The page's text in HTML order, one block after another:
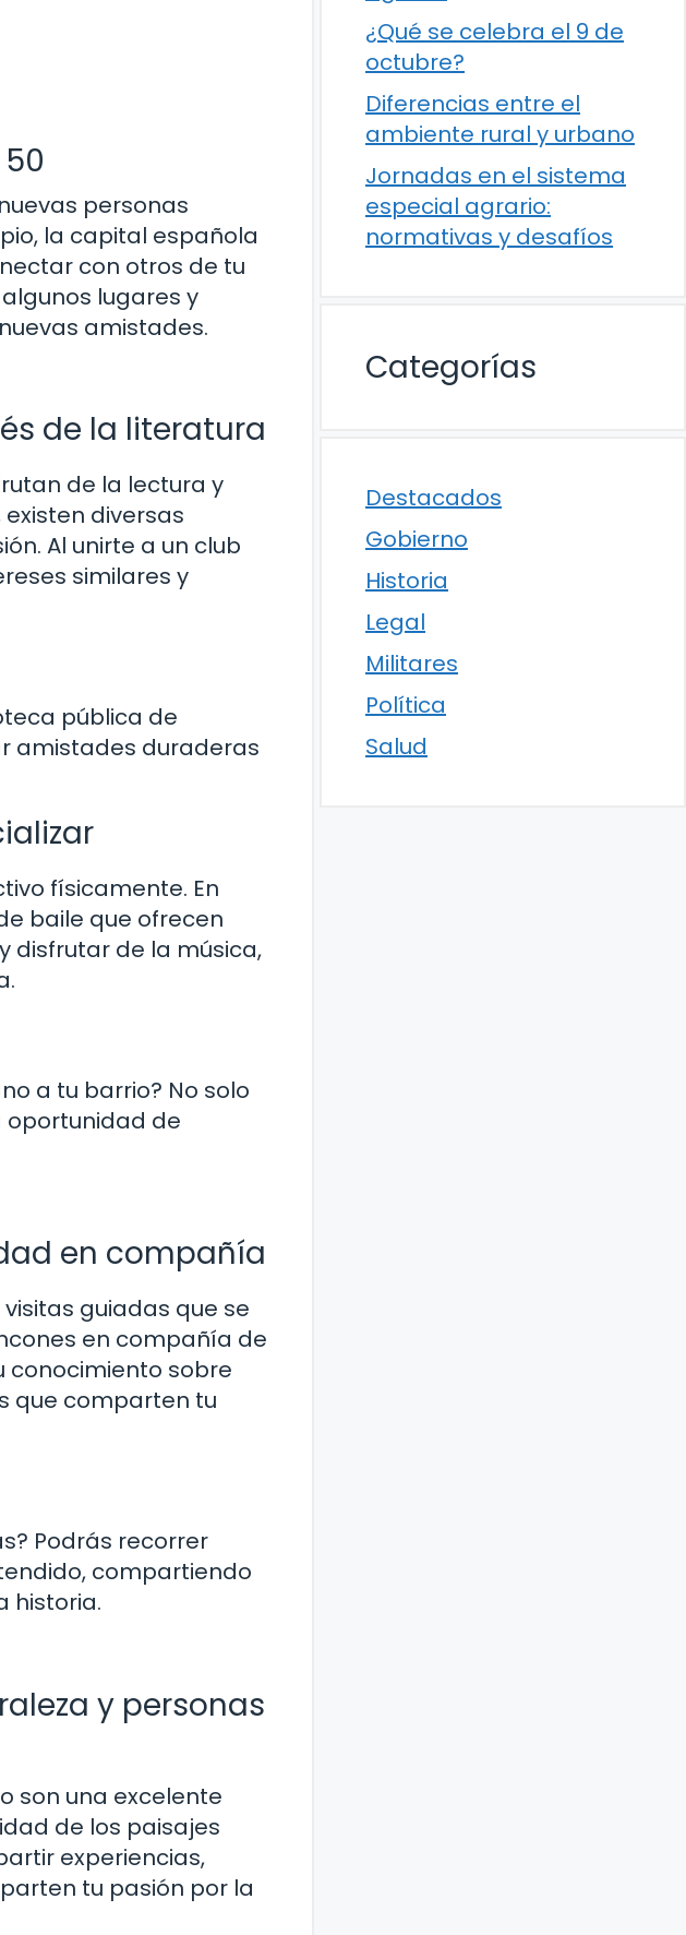
personas
la capital española
con otros de tu
lugares y
amistades.
de la literatura
de la lectura y
diversas
Al unirte a un club
similares y
pública de
amistades duraderas
físicamente. En
baile que ofrecen
disfrutar de la música,
a tu barrio? No solo
oportunidad de
en compañía
guiadas que se
en compañía de
conocimiento sobre
que comparten tu
Podrás recorrer
compartiendo
historia.
y personas
son una excelente
de los paisajes
experiencias,
tu pasión por la
¿Qué se celebra el 9 de
octubre?
Diferencias entre el
ambiente rural y urbano
Jornadas en el sistema
especial agrario:
normativas y desafíos
Categorías
Destacados
Gobierno
Historia
Legal
Militares
Política
Salud